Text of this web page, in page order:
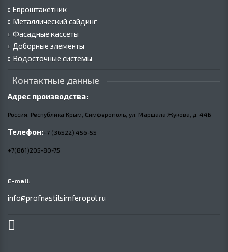
Евроштакетник
Металлический сайдинг
Фасадные кассеты
Доборные элементы
Водосточные системы
Контактные данные
Адрес производства:
Россия, Республика Крым, Симферополь, ул. Маршала Жукова, д. 44Б
Телефон:+7 (36522) 456-55
+7(861)205-80-75
E-mail:
info@profnastilsimferopol.ru